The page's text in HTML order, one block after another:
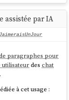
et économiques
des usages
via deux méthodes
Ils prennent
assistée par IA
paragraphes pour
deschat
à cet usage :